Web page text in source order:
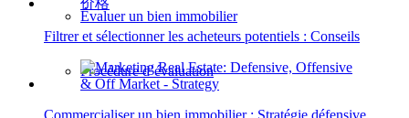
Évaluer un bien immobilier
Procédure d’évaluation
Filtrer et sélectionner les acheteurs potentiels : Conseils
Commercialiser un bien immobilier : Stratégie défensive,